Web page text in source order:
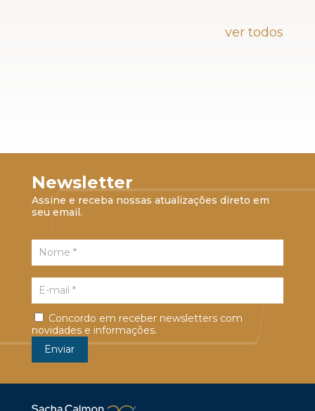
ver todos
Newsletter
Assine e receba nossas atualizações direto em
seu email.
Concordo em receber newsletters com
novidades e informações.